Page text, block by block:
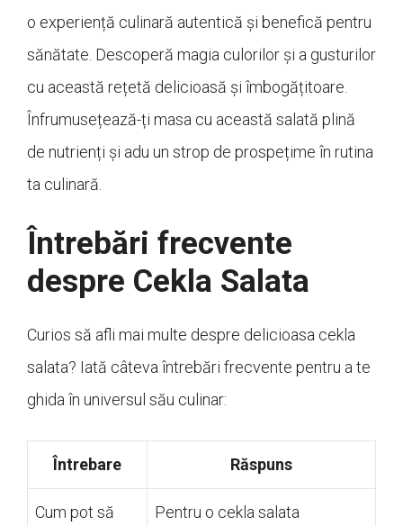
o experiență culinară autentică și benefică pentru
sănătate. Descoperă magia culorilor și a gusturilor
cu această rețetă delicioasă și îmbogățitoare.
Înfrumusețează-ți masa cu această salată plină
de nutrienți și adu un strop de prospețime în rutina
ta culinară.
Întrebări frecvente
despre Cekla Salata
Curios să afli mai multe despre delicioasa cekla
salata? Iată câteva întrebări frecvente pentru a te
ghida în universul său culinar:
Întrebare Răspuns
Cum pot să
Pentru o cekla salata